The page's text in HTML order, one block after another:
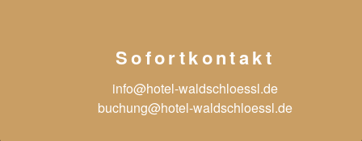
Sofortkontakt
info@hotel-waldschloessl.de
buchung@hotel-waldschloessl.de